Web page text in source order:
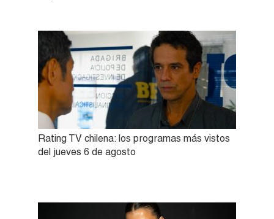
Rating TV chilena: los programas más vistos
del jueves 6 de agosto